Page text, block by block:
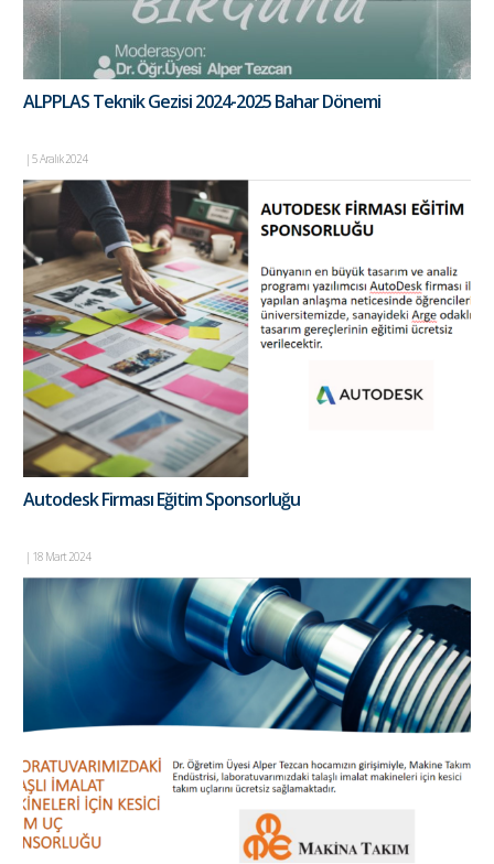
ALPPLAS Teknik Gezisi 2024-2025 Bahar Dönemi
|5 Aralık 2024
Autodesk Firması Eğitim Sponsorluğu
| 18 Mart 2024